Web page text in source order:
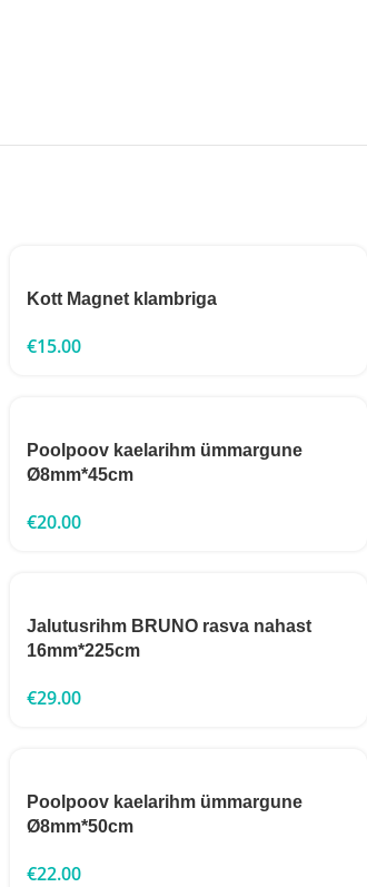
Kott Magnet klambriga
€15.00
Poolpoov kaelarihm ümmargune
Ø8mm*45cm
€20.00
Jalutusrihm BRUNO rasva nahast
16mm*225cm
€29.00
Poolpoov kaelarihm ümmargune
Ø8mm*50cm
€22.00